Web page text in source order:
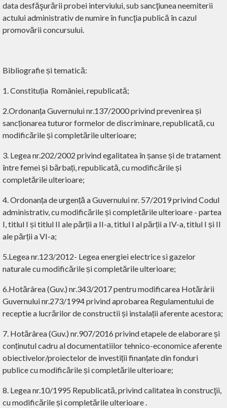
data desfăşurării probei interviului, sub sancţiunea neemiterii
actului administrativ de numire în funcţia publică în cazul
promovării concursului.
Bibliografie și tematică:
1. Constituția României, republicată;
2.Ordonanța Guvernului nr.137/2000 privind prevenirea și
sancționarea tuturor formelor de discriminare, republicată, cu
modificările și completările ulterioare;
3. Legea nr.202/2002 privind egalitatea în șanse și de tratament
între femei și bărbați, republicată, cu modificările și
completările ulterioare;
4. Ordonanța de urgență a Guvernului nr. 57/2019 privind Codul
administrativ, cu modificările și completările ulterioare - partea
I, titlul I și titlul II ale părții a II-a, titlul I al părții a IV-a, titlul I și II
ale părții a VI-a;
5.Legea nr.123/2012- Legea energiei electrice si gazelor
naturale cu modificările și completările ulterioare;
6.Hotărârea (Guv.) nr.343/2017 pentru modificarea Hotărârii
Guvernului nr.273/1994 privind aprobarea Regulamentului de
receptie a lucrărilor de constructii și instalații aferente acestora;
7. Hotărârea (Guv.) nr.907/2016 privind etapele de elaborare și
conținutul cadru al documentatiilor tehnico-economice aferente
obiectivelor/proiectelor de investiții finanțate din fonduri
publice cu modificările și completările ulterioare;
8. Legea nr.10/1995 Republicată, privind calitatea în construcţii,
cu modificările și completările ulterioare .